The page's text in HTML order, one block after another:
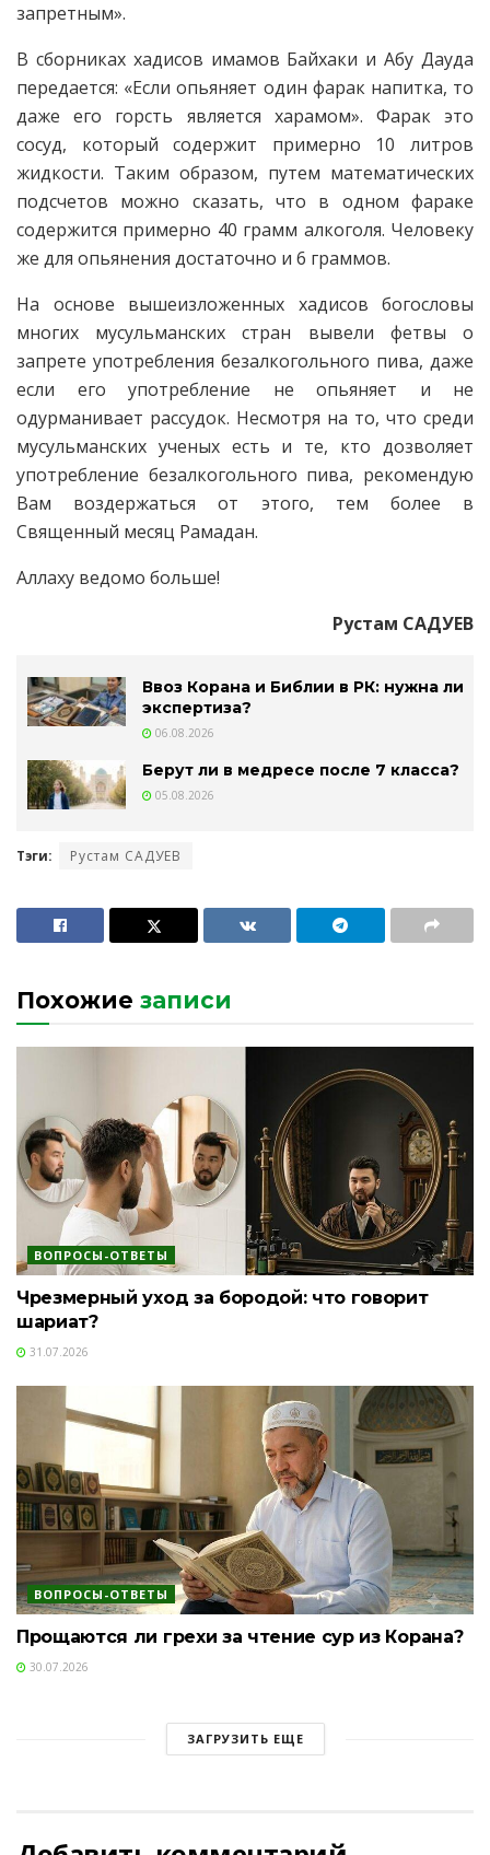
запретным».
В сборниках хадисов имамов Байхаки и Абу Дауда
передается: «Если опьяняет один фарак напитка, то
даже его горсть является харамом». Фарак это
сосуд, который содержит примерно 10 литров
жидкости. Таким образом, путем математических
подсчетов можно сказать, что в одном фараке
содержится примерно 40 грамм алкоголя. Человеку
же для опьянения достаточно и 6 граммов.
На основе вышеизложенных хадисов богословы
многих мусульманских стран вывели фетвы о
запрете употребления безалкогольного пива, даже
если его употребление не опьяняет и не
одурманивает рассудок. Несмотря на то, что среди
мусульманских ученых есть и те, кто дозволяет
употребление безалкогольного пива, рекомендую
Вам воздержаться от этого, тем более в
Священный месяц Рамадан.
Аллаху ведомо больше!
Рустам САДУЕВ
Ввоз Корана и Библии в РК: нужна ли
экспертиза?
06.08.2026
Берут ли в медресе после 7 класса?
05.08.2026
Тэги: Рустам САДУЕВ
Похожие записи
ВОПРОСЫ-ОТВЕТЫ
Чрезмерный уход за бородой: что говорит
шариат?
31.07.2026
ВОПРОСЫ-ОТВЕТЫ
Прощаются ли грехи за чтение сур из Корана?
30.07.2026
ЗАГРУЗИТЬ ЕЩЕ